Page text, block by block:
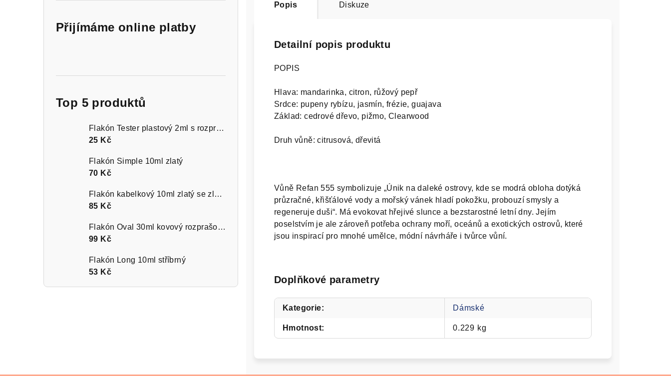
Přijímáme online platby
Top 5 produktů
Flakón Tester plastový 2ml s rozprašovačem černý
25 Kč
Flakón Simple 10ml zlatý
70 Kč
Flakón kabelkový 10ml zlatý se zlatým kroužkem
85 Kč
Flakón Oval 30ml kovový rozprašovač stříbrný
99 Kč
Flakón Long 10ml stříbrný
53 Kč
Popis Diskuze
Detailní popis produktu
POPIS
Hlava: mandarinka, citron, růžový pepř
Srdce: pupeny rybízu, jasmín, frézie, guajava
Základ: cedrové dřevo, pižmo, Clearwood
Druh vůně: citrusová, dřevitá
Vůně Refan 555 symbolizuje „Únik na daleké ostrovy, kde se modrá obloha dotýká
průzračné, křišťálové vody a mořský vánek hladí pokožku, probouzí smysly a
regeneruje duši“. Má evokovat hřejivé slunce a bezstarostné letní dny. Jejím
poselstvím je ale zároveň potřeba ochrany moří, oceánů a exotických ostrovů, které
jsou inspirací pro mnohé umělce, módní návrháře i tvůrce vůní.
Doplňkové parametry
Kategorie: Dámské
Hmotnost: 0.229 kg